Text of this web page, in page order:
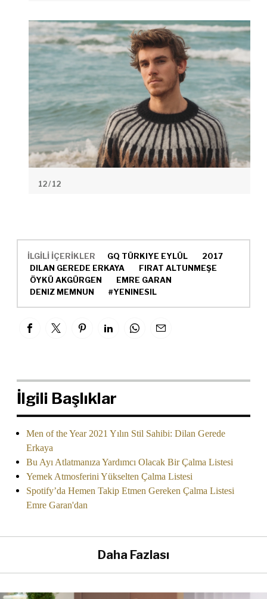
12/ 12
İLGİLİ İÇERİKLER GQ TÜRKIYE EYLÜL
2017
DILAN GEREDE ERKAYA
FIRAT ALTUNMEŞE
ÖYKÜ AKGÜRGEN
EMRE GARAN
DENIZ MEMNUN
#YENINESIL
İlgili Başlıklar
Men of the Year 2021 Yılın Stil Sahibi: Dilan Gerede
Erkaya
Bu Ayı Atlatmanıza Yardımcı Olacak Bir Çalma Listesi
Yemek Atmosferini Yükselten Çalma Listesi
Spotify’da Hemen Takip Etmen Gereken Çalma Listesi
Emre Garan'dan
Daha Fazlası